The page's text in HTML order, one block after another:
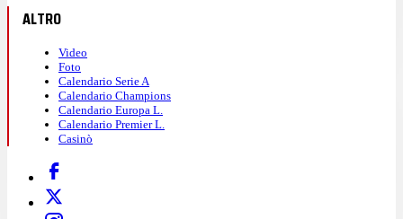
ALTRO
Video
Foto
Calendario Serie A
Calendario Champions
Calendario Europa L.
Calendario Premier L.
Casinò